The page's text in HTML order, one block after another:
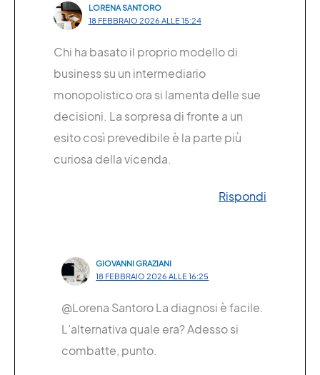
LORENA SANTORO
18 FEBBRAIO 2026 ALLE 15:24
Chi ha basato il proprio modello di
business su un intermediario
monopolistico ora si lamenta delle sue
decisioni. La sorpresa di fronte a un
esito così prevedibile è la parte più
curiosa della vicenda.
Rispondi
GIOVANNI GRAZIANI
18 FEBBRAIO 2026 ALLE 16:25
@Lorena Santoro La diagnosi è facile.
L’alternativa quale era? Adesso si
combatte, punto.